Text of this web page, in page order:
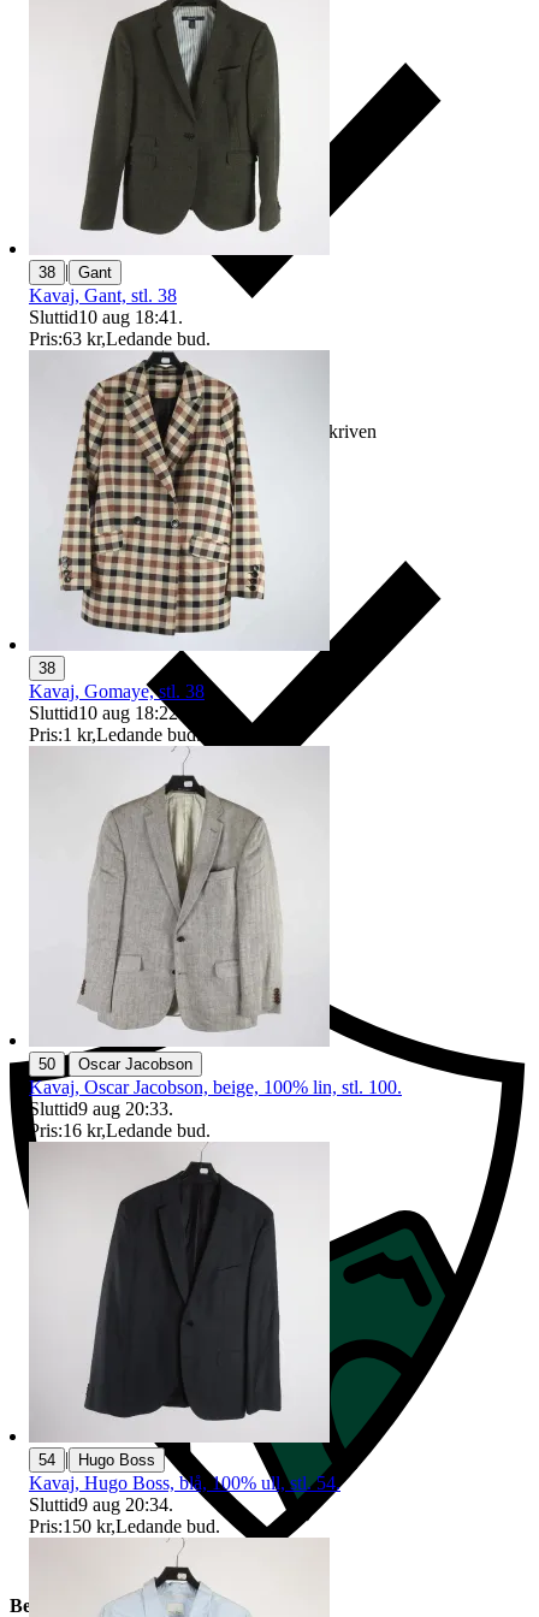
Ersättning om varan inte är som beskriven
Ersättning om du inte får din vara
Beskrivning
38 | Gant
Kavaj, Gant, stl. 38
Sluttid10 aug 18:41 .
Pris:63 kr,Ledande bud.
38
Kavaj, Gomaye, stl. 38
Sluttid10 aug 18:22
Pris:1 kr,Ledande bud.
50 Oscar Jacobson
Kavaj, Oscar Jacobson, beige, 100% lin, stl. 100.
Sluttid9 aug 20:33.
Pris:16 kr,Ledande bud.
54 | Hugo Boss
Kavaj, Hugo Boss, blå, 100% ull, stl. 54.
Sluttid9 aug 20:34.
Pris:150 kr,Ledande bud.